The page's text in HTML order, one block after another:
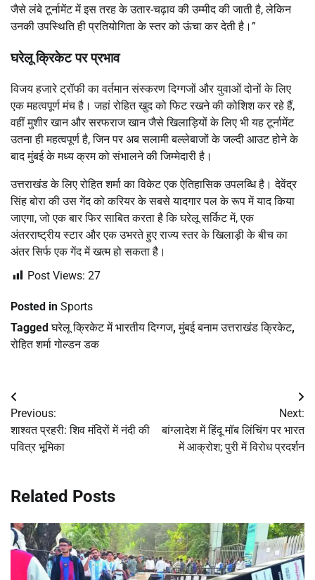
जैसे लंबे टूर्नामेंट में इस तरह के उतार-चढ़ाव की उम्मीद की जाती है, लेकिन
उनकी उपस्थिति ही प्रतियोगिता के स्तर को ऊंचा कर देती है।”
घरेलू क्रिकेट पर प्रभाव
विजय हजारे ट्रॉफी का वर्तमान संस्करण दिग्गजों और युवाओं दोनों के लिए
एक महत्वपूर्ण मंच है। जहां रोहित खुद को फिट रखने की कोशिश कर रहे हैं,
वहीं मुशीर खान और सरफराज खान जैसे खिलाड़ियों के लिए भी यह टूर्नामेंट
उतना ही महत्वपूर्ण है, जिन पर अब सलामी बल्लेबाजों के जल्दी आउट होने के
बाद मुंबई के मध्य क्रम को संभालने की जिम्मेदारी है।
उत्तराखंड के लिए रोहित शर्मा का विकेट एक ऐतिहासिक उपलब्धि है। देवेंद्र
सिंह बोरा की उस गेंद को करियर के सबसे यादगार पल के रूप में याद किया
जाएगा, जो एक बार फिर साबित करता है कि घरेलू सर्किट में, एक
अंतरराष्ट्रीय स्टार और एक उभरते हुए राज्य स्तर के खिलाड़ी के बीच का
अंतर सिर्फ एक गेंद में खत्म हो सकता है।
Post Views: 27
Posted in Sports
Taggedघरेलू क्रिकेट में भारतीय दिग्गज,मुंबई बनाम उत्तराखंड क्रिकेट,
रोहित शर्मा गोल्डन डक
Post
navigation
Previous:
शाश्वत प्रहरी: शिव मंदिरों में नंदी की
पवित्र भूमिका
Next:
बांग्लादेश में हिंदू मॉब लिंचिंग पर भारत
में आक्रोश; पुरी में विरोध प्रदर्शन
Related Posts